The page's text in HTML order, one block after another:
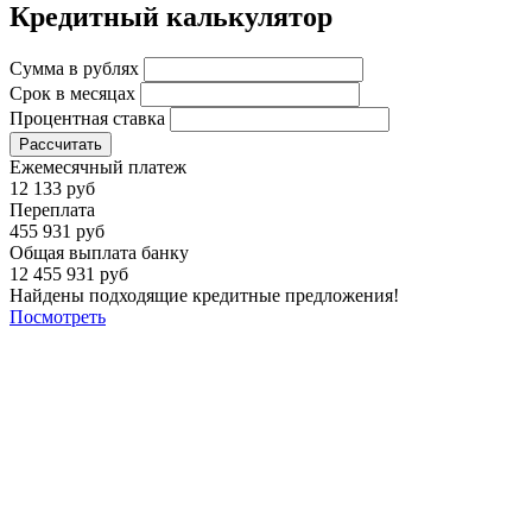
Кредитный калькулятор
Сумма в рублях
Срок в месяцах
Процентная ставка
Рассчитать
Ежемесячный платеж
12 133 руб
Переплата
455 931 руб
Общая выплата банку
12 455 931 руб
Найдены подходящие кредитные предложения!
Посмотреть